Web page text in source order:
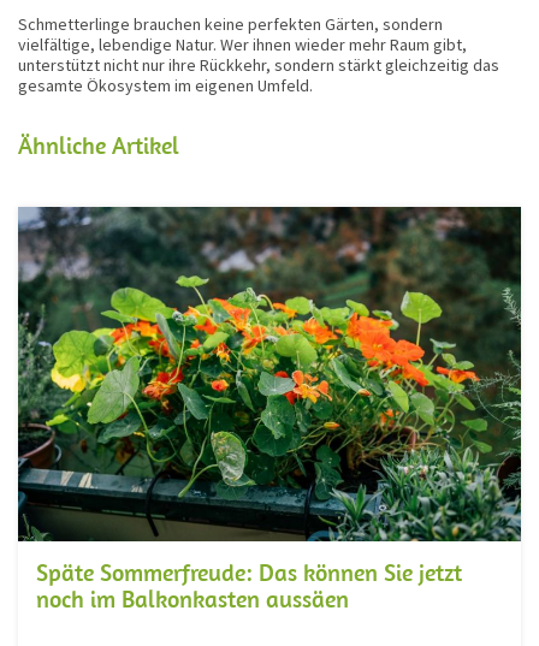
Schmetterlinge brauchen keine perfekten Gärten, sondern
vielfältige, lebendige Natur. Wer ihnen wieder mehr Raum gibt,
unterstützt nicht nur ihre Rückkehr, sondern stärkt gleichzeitig das
gesamte Ökosystem im eigenen Umfeld.
Ähnliche Artikel
Späte Sommerfreude: Das können Sie jetzt
noch im Balkonkasten aussäen